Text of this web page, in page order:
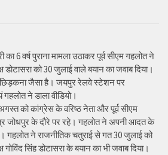
का 6 वर्ष पुराना मामला उठाकर पूर्व सीएम गहलोत ने
को 30 जुलाई वाले बयान का जवाब दिया।
जैसा है। जयपुर रेलवे स्टेशन पर
ने डाला वीडियो।
को कांग्रेस के वरिष्ठ नेता और पूर्व सीएम
जोधपुर के दौरे पर रहे। गहलोत ने अपनी आदत के
गहलोत ने राजनीतिक चतुराई से गत 30 जुलाई को
सिंह डोटासरा के बयान का भी जवाब दिया।